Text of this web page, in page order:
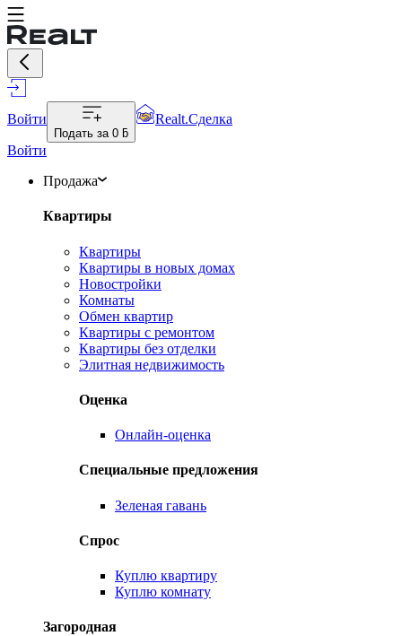
Войти
Подать за 0 ƃ
Realt.Сделка
Войти
Продажа
Квартиры
Квартиры
Квартиры в новых домах
Новостройки
Комнаты
Обмен квартир
Квартиры с ремонтом
Квартиры без отделки
Элитная недвижимость
Оценка
Онлайн-оценка
Специальные предложения
Зеленая гавань
Спрос
Куплю квартиру
Куплю комнату
Загородная